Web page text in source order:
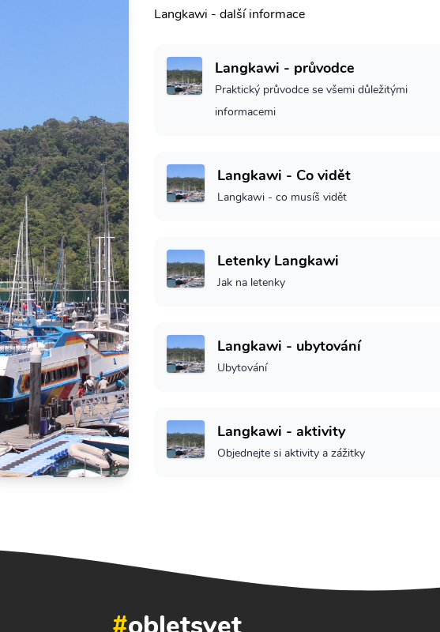
Langkawi - další informace
Langkawi - průvodce
Praktický průvodce se všemi důležitými
informacemi
Langkawi - Co vidět
Langkawi - co musíš vidět
Letenky Langkawi
Jak na letenky
Langkawi - ubytování
Ubytování
Langkawi - aktivity
Objednejte si aktivity a zážitky